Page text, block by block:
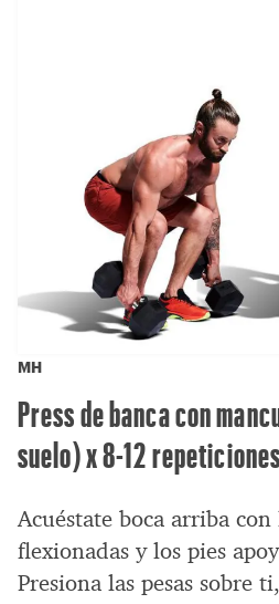
MH
Press de banca con
suelo) x 8-12 repeticiones
Acuéstate boca arriba
flexionadas y los pies
Presiona las pesas sobre